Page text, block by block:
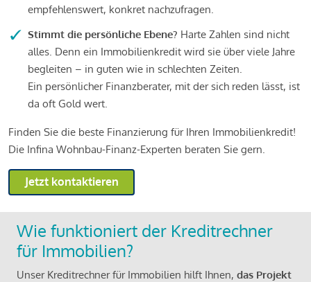
empfehlenswert, konkret nachzufragen.
Stimmt die persönliche Ebene? Harte Zahlen sind nicht
alles. Denn ein Immobilienkredit wird sie über viele Jahre
begleiten – in guten wie in schlechten Zeiten.
Ein persönlicher Finanzberater, mit der sich reden lässt, ist
da oft Gold wert.
Finden Sie die beste Finanzierung für Ihren Immobilienkredit!
Die Infina Wohnbau-Finanz-Experten beraten Sie gern.
Jetzt kontaktieren
Wie funktioniert der Kreditrechner
für Immobilien?
Unser Kreditrechner für Immobilien hilft Ihnen, das Projekt